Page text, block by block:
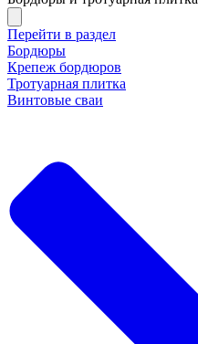
Перейти в раздел
Бордюры
Крепеж бордюров
Тротуарная плитка
Винтовые сваи